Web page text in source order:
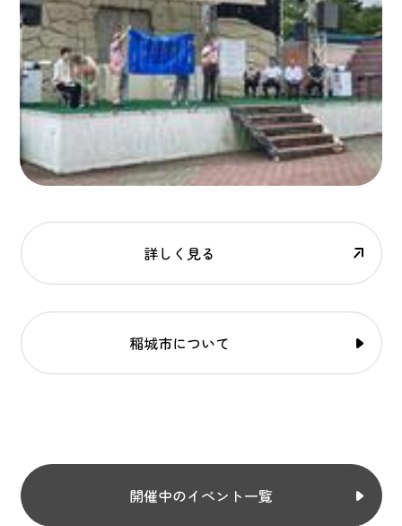
詳しく見る
稲城市について
開催中のイベント一覧